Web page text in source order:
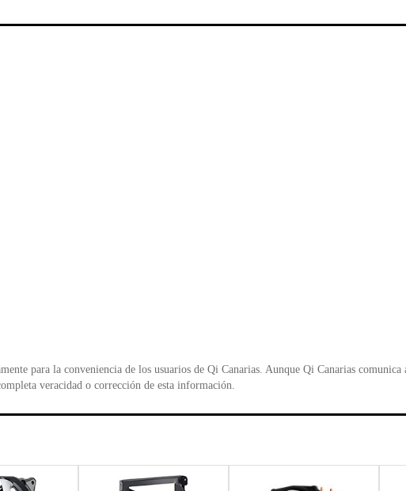
b A e
para la conveniencia de los usuarios de Qi Canarias. Aunque Qi Canarias
veracidad o corrección de esta información.